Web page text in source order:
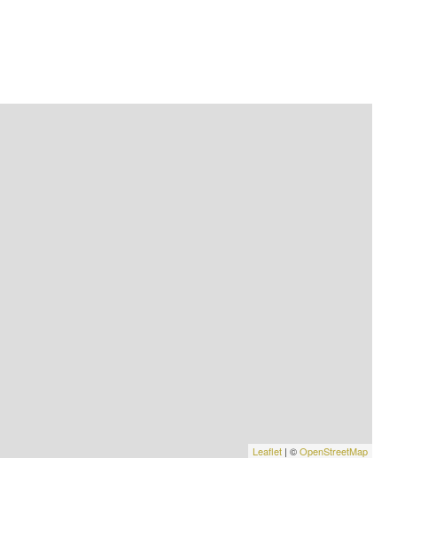
Leaflet | ©OpenStreetMap